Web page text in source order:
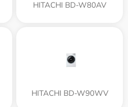
HITACHI BD-W80AV
HITACHI BD-W90WV